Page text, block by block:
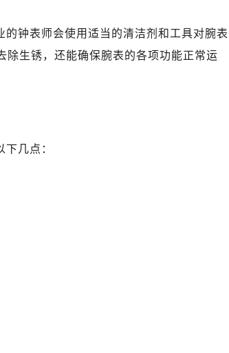
（需提前预约）
室（需提前预约）
室（需提前预约）
预约）
预约）
前预约）
提前预约）
务中心（需提前预约）
钟表师会使用适当的清洁剂和工具对腕表
除生锈，还能确保腕表的各项功能正常运
几点：